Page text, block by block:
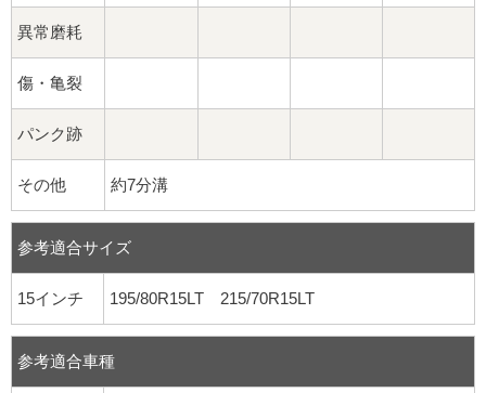
異常磨耗
傷・亀裂
パンク跡
その他 約7分溝
参考適合サイズ
15インチ 195/80R15LT 215/70R15LT
参考適合車種